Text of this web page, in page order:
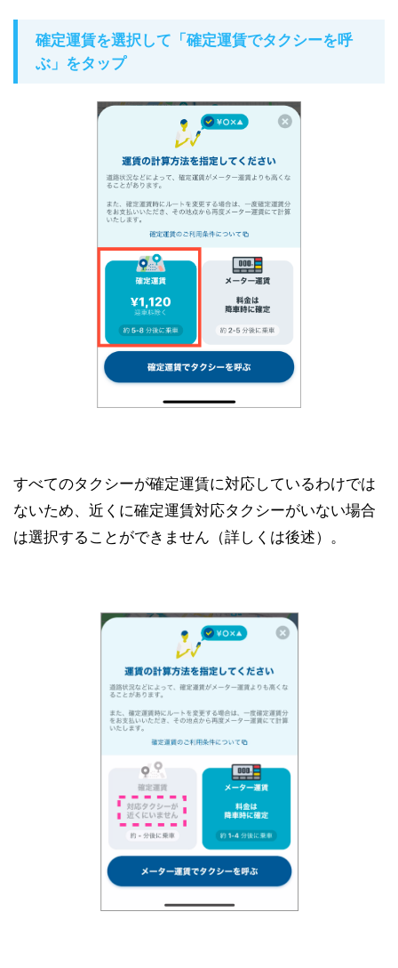
確定運賃を選択して「確定運賃でタクシーを呼
ぶ」をタップ
すべてのタクシーが確定運賃に対応しているわけでは
ないため、近くに確定運賃対応タクシーがいない場合
は選択することができません（詳しくは後述）。